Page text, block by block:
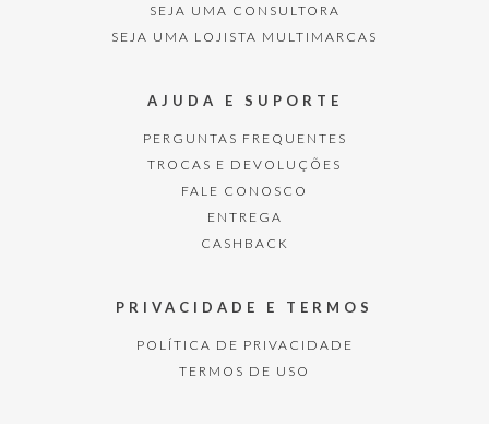
SEJA UMA CONSULTORA
SEJA UMA LOJISTA MULTIMARCAS
AJUDA E SUPORTE
PERGUNTAS FREQUENTES
TROCAS E DEVOLUÇÕES
FALE CONOSCO
ENTREGA
CASHBACK
PRIVACIDADE E TERMOS
POLÍTICA DE PRIVACIDADE
TERMOS DE USO